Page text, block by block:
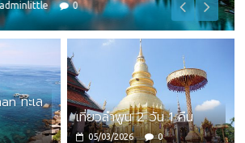
adminlittle 0
ทะเล
เที่ยวลำพูน 2 วัน 1 คืน
05/03/2026 0